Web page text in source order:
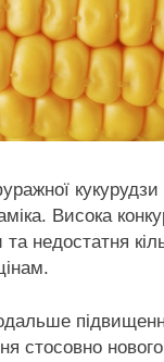
Висока
та недостатня
стосовно